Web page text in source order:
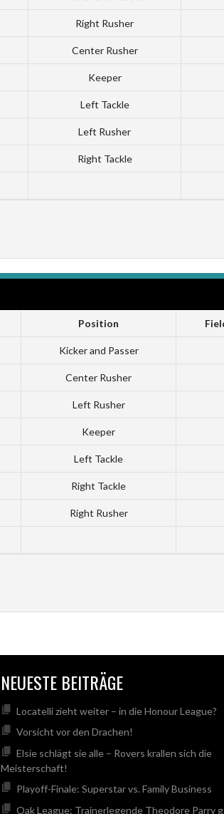
Right Rusher
Center Rusher
Keeper
Left Tackle
Left Rusher
Right Tackle
Position
Kicker and Passer
Center Rusher
Left Rusher
Keeper
Left Tackle
Right Tackle
Right Rusher
NEUESTE BEITRÄGE
Locatelli zieht weiter – in die Honour League?
Vorsicht vor den Drachen!
Elsie schlägt sie alle – Rovers krallen sich die
Meisterschaft!
Playoff-Finale: Superstar vs. Family Business
Oak League: Trainerlegende Theodore Parry